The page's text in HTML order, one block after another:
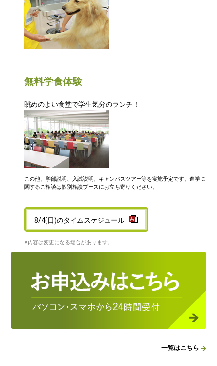
無料学食体験
眺めのよい食堂で学生気分のランチ！
この他、学部説明、入試説明、キャンパスツアー等を実施予定です。進学に
関するご相談は個別相談ブースにお立ち寄りください。
8/4(日)のタイムスケジュール
※内容は変更になる場合があります。
一覧はこちら